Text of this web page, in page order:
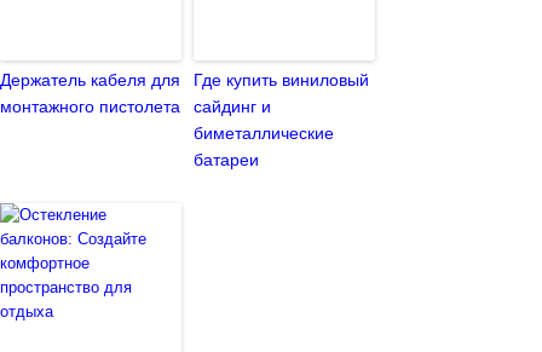
Держатель кабеля для
монтажного пистолета
Где купить виниловый
сайдинг и
биметаллические
батареи